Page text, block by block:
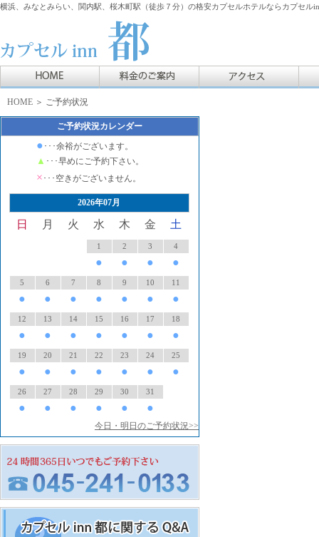
横浜、みなとみらい、関内駅、桜木町駅（徒歩７分）の格安カプセルホテルならカプセル
HOME ＞ ご予約状況
ご予約状況カレンダー
● ･･･余裕がございます。
▲ ･･･早めにご予約下さい。
× ･･･空きがございません。
2026年07月
日 月 火 水 木 金 土
1
●
2
●
3
●
4
●
5
●
6
●
7
●
8
●
9
●
10
●
11
●
12
●
13
●
14
●
15
●
16
●
17
●
18
●
19
●
20
●
21
●
22
●
23
●
24
●
25
●
26
●
27
●
28
●
29
●
30
●
31
●
今日・明日のご予約状況>>